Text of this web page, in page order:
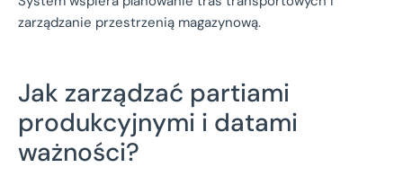
zarządzanie przestrzenią magazynową.
Jak zarządzać partiami
produkcyjnymi i datami
ważności?